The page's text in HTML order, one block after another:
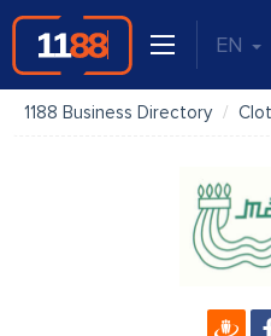
EN
1188 Business Directory